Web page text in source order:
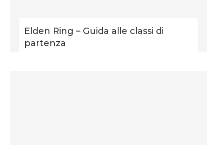
Elden Ring – Guida alle classi di
partenza